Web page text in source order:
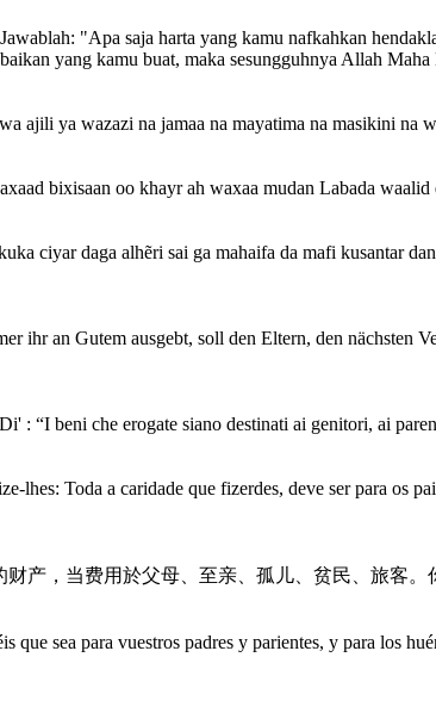
"Apa saja harta yang kamu nafkahkan
yang kamu buat, maka sesungguhnya Allah
ajili ya wazazi na jamaa na mayatima na masikini
bixisaan oo khayr ah waxaa mudan Labada
ciyar daga alhẽri sai ga mahaifa da mafi kusantar
ihr an Gutem ausgebt, soll den Eltern, den
: “I beni che erogate siano destinati ai genitori, ai
lhes: Toda a caridade que fizerdes, deve ser para os
产，当费用於父母、至亲、孤儿、贫民、旅客。
que sea para vuestros padres y parientes, y para los